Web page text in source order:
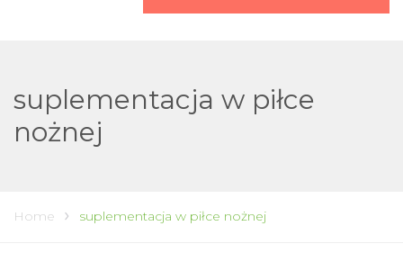
suplementacja w piłce
nożnej
Home suplementacja w piłce nożnej